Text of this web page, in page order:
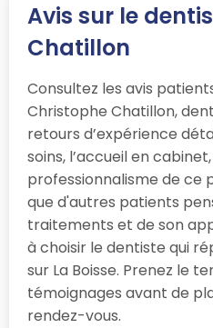
Avis sur le
Chatillon
Consultez les avis
Christophe Chatillon,
retours d’expérience
soins, l’accueil en
professionnalisme de ce
que d'autres patients
traitements et de son
à choisir le dentiste qui
sur La Boisse. Prenez le
témoignages avant de
rendez-vous.